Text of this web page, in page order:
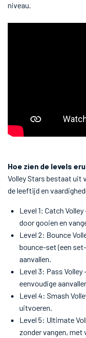
niveau.
Hoe zien de levels
Volley Stars bestaat uit
de leeftijd en
Level 1: Catch
door gooien en
Level 2: Bounce
bounce-set (een
aanvallen.
Level 3: Pass Volley
eenvoudige
Level 4: Smash
uitvoeren.
Level 5: Ultimate
zonder vangen, met